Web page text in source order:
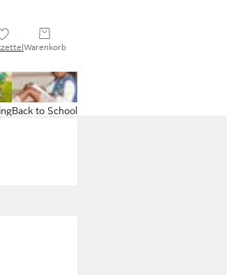
Warenkorb
Back to School